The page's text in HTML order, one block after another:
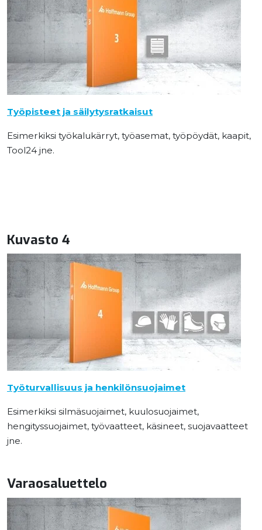
Työpisteet ja säilytysratkaisut
Esimerkiksi työkalukärryt, työasemat, työpöydät, kaapit,
Tool24 jne.
Kuvasto 4
Työturvallisuus ja henkilönsuojaimet
Esimerkiksi silmäsuojaimet, kuulosuojaimet,
hengityssuojaimet, työvaatteet, käsineet, suojavaatteet
jne.
Varaosaluettelo